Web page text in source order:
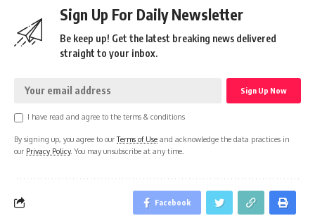
Sign Up For Daily Newsletter
Be keep up! Get the latest breaking news delivered
straight to your inbox.
I have read and agree to the terms & conditions
By signing up, you agree to ourTerms of Use and acknowledge the data practices in
our Privacy Policy. You may unsubscribe at any time.
Facebook